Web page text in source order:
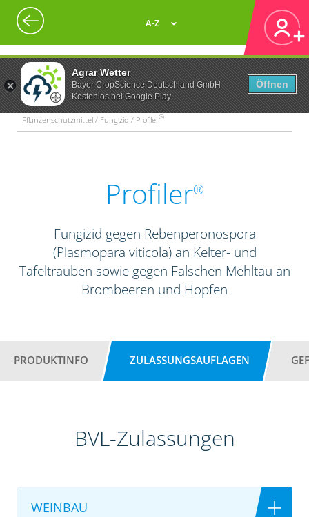
Agrar Wetter
Bayer CropScience Deutschland GmbH
Kostenlos bei Google Play
Öffnen
A-Z
Pflanzenschutzmittel / Fungizid / Profiler®
Profiler®
Fungizid gegen Rebenperonospora
(Plasmopara viticola) an Kelter- und
Tafeltrauben sowie gegen Falschen Mehltau an
Brombeeren und Hopfen
PRODUKTINFO ZULASSUNGSAUFLAGEN
BVL-Zulassungen
WEINBAU